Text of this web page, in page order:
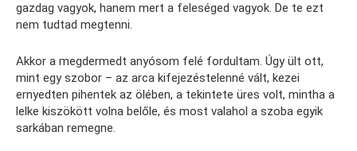
gazdag vagyok, hanem mert a feleséged vagyok. De te ezt
nem tudtad megtenni.
Akkor a megdermedt anyósom felé fordultam. Úgy ült ott,
mint egy szobor – az arca kifejezéstelenné vált, kezei
ernyedten pihentek az ölében, a tekintete üres volt, mintha a
lelke kiszökött volna belőle, és most valahol a szoba egyik
sarkában remegne.